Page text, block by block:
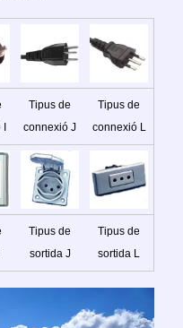
I
Tipus de
connexió J
Tipus de
connexió L
Tipus de
sortida J
Tipus de
sortida L